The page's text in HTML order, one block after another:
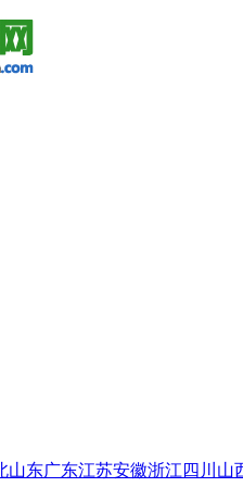
山东广东江苏安徽浙江 四川 山